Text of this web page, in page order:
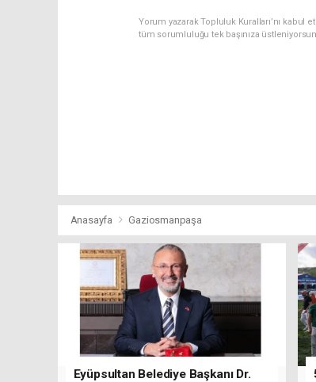
Yorum yazarak Topluluk Kuralları’nı kabul
tüm sorumluluğu tek başınıza
Anasayfa Gaziosmanpaşa
Eyüpsultan Belediye Başkanı Dr.